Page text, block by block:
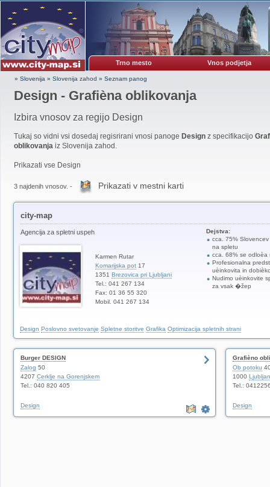
Trno mesto Vnos podjetja
» Slovenija » Slovenija zahod » Seznam panog
Design - Grafièna oblikovanja
Izbira vnosov za regijo Design
Tukaj so vidni vsi dosedaj regisrirani vnosi panoge Design z specifikacijo
oblikovanja iz Slovenija zahod.
Prikazati vse Design
3 najdenih vnosov. - Prikazati v mestni karti
city-map
Agencija za spletni uspeh
Karmen Rutar
Komarijska pot 17
1351 Brezovica pri Ljubljani
Tel.: 041 267 134
Fax: 01 36 55 320
Mobil. 041 267 134
Design Poslovno svetovanje Spletne storitve Grafika Optimizacija spletnih strani
Dejstva:
cca. 75%
na spletu
cca. 68% se odloèa
Profesionalna
uèinkovita in
Nudimo uèinkovite
za vsak �žep
Burger DESIGN
Zalog 50
4207 Cerklje na Gorenjskem
Tel.: 040 820 405
Design
Grafièno
Ob potoku
1000
Tel.:
Design